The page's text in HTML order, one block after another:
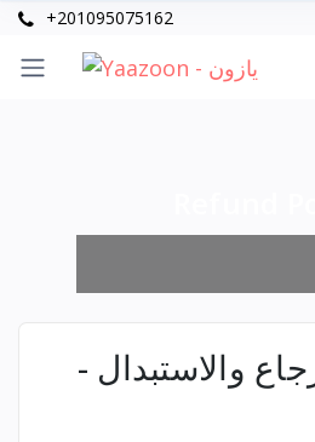
+201095075162
والاستبدال -